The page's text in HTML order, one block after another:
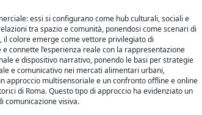
essi si configurano come hub culturali, sociali e
tra spazio e comunità, ponendosi come scenari di
colore emerge come vettore privilegiato di
connette l’esperienza reale con la rappresentazione
e dispositivo narrativo, ponendo le basi per strategie
e comunicativo nei mercati alimentari urbani,
approccio multisensoriale e un confronto offline e online
di Roma. Questo tipo di approccio ha evidenziato un
comunicazione visiva.